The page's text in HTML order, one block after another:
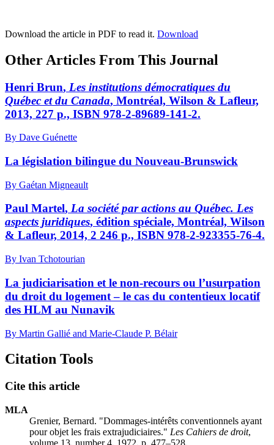
Download the article in PDF to read it. Download
Other Articles From This Journal
Henri Brun, Les institutions démocratiques du
Québec et du Canada, Montréal, Wilson & Lafleur,
2013, 227 p., ISBN 978-2-89689-141-2.
By Dave Guénette
La législation bilingue du Nouveau-Brunswick
By Gaétan Migneault
Paul Martel, La société par actions au Québec. Les
aspects juridiques, édition spéciale, Montréal, Wilson
& Lafleur, 2014, 2 246 p., ISBN 978-2-923355-76-4.
By Ivan Tchotourian
La judiciarisation et le non-recours ou l’usurpation
du droit du logement – le cas du contentieux locatif
des HLM au Nunavik
By Martin Gallié and Marie-Claude P. Bélair
Citation Tools
Cite this article
MLA
Grenier, Bernard. "Dommages-intérêts conventionnels ayant
pour objet les frais extrajudiciaires." Les Cahiers de droit,